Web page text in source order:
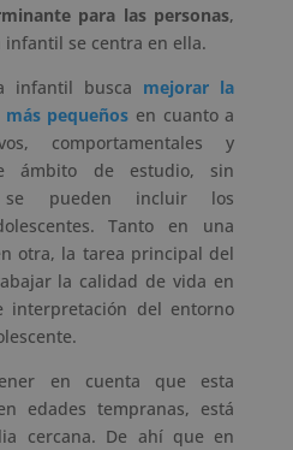
para las personas,
se centra en ella.
infantil busca mejorar la
pequeños en cuanto a
comportamentales y
ámbito de estudio, sin
se pueden incluir los
Tanto en una
otra, la tarea principal del
la calidad de vida en
interpretación del entorno
en cuenta que esta
edades tempranas, está
cercana. De ahí que en